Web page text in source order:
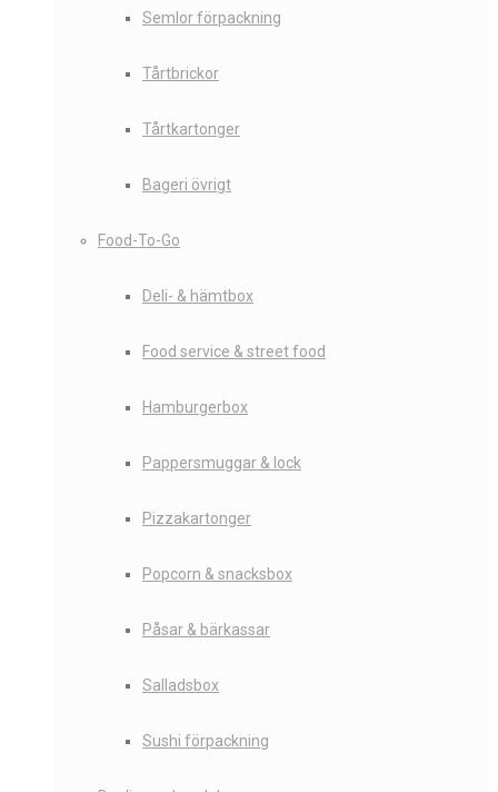
Semlor förpackning
Tårtbrickor
Tårtkartonger
Bageri övrigt
Food-To-Go
Deli- & hämtbox
Food service & street food
Hamburgerbox
Pappersmuggar & lock
Pizzakartonger
Popcorn & snacksbox
Påsar & bärkassar
Salladsbox
Sushi förpackning